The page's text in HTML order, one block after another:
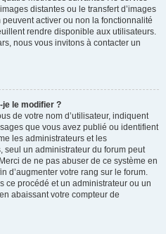
distantes ou le transfert d’images
activer ou non la fonctionnalité
rendre disponible aux utilisateurs.
nous vous invitons à contacter un
je le modifier ?
de votre nom d’utilisateur, indiquent
que vous avez publié ou identifient
les administrateurs et les
seul un administrateur du forum peut
de ne pas abuser de ce système en
d’augmenter votre rang sur le forum.
ce procédé et un administrateur ou un
abaissant votre compteur de